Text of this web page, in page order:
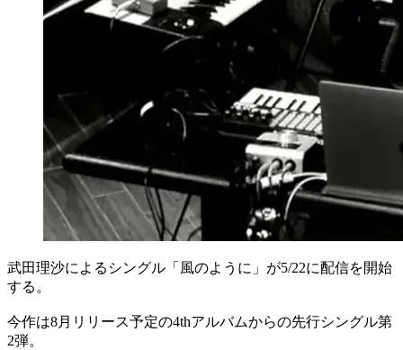
武田理沙によるシングル「風のように」が5/22に配信を開始
する。
今作は8月リリース予定の4thアルバムからの先行シングル第
2弾。